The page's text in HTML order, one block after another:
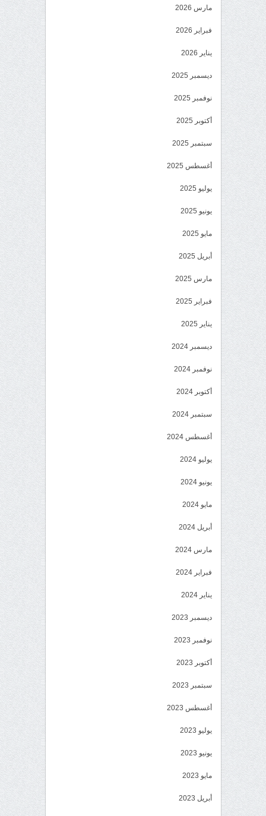
مارس 2026
فبراير 2026
يناير 2026
ديسمبر 2025
نوفمبر 2025
أكتوبر 2025
سبتمبر 2025
أغسطس 2025
يوليو 2025
يونيو 2025
مايو 2025
أبريل 2025
مارس 2025
فبراير 2025
يناير 2025
ديسمبر 2024
نوفمبر 2024
أكتوبر 2024
سبتمبر 2024
أغسطس 2024
يوليو 2024
يونيو 2024
مايو 2024
أبريل 2024
مارس 2024
فبراير 2024
يناير 2024
ديسمبر 2023
نوفمبر 2023
أكتوبر 2023
سبتمبر 2023
أغسطس 2023
يوليو 2023
يونيو 2023
مايو 2023
أبريل 2023